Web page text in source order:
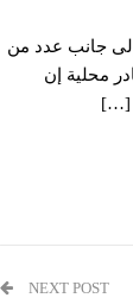
المدني جثامين 10 شهداء على الأقل، إلى جانب عدد من
محلية إن
[…]
NEXT POST